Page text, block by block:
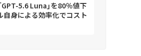
GPT-5.6 Luna」を80％値下
身による効率化でコスト